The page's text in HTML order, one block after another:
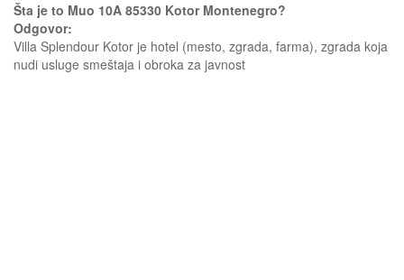
Šta je to Muo 10A 85330 Kotor Montenegro?
Odgovor:
Villa Splendour Kotor je hotel (mesto, zgrada, farma), zgrada koja
nudi usluge smeštaja i obroka za javnost